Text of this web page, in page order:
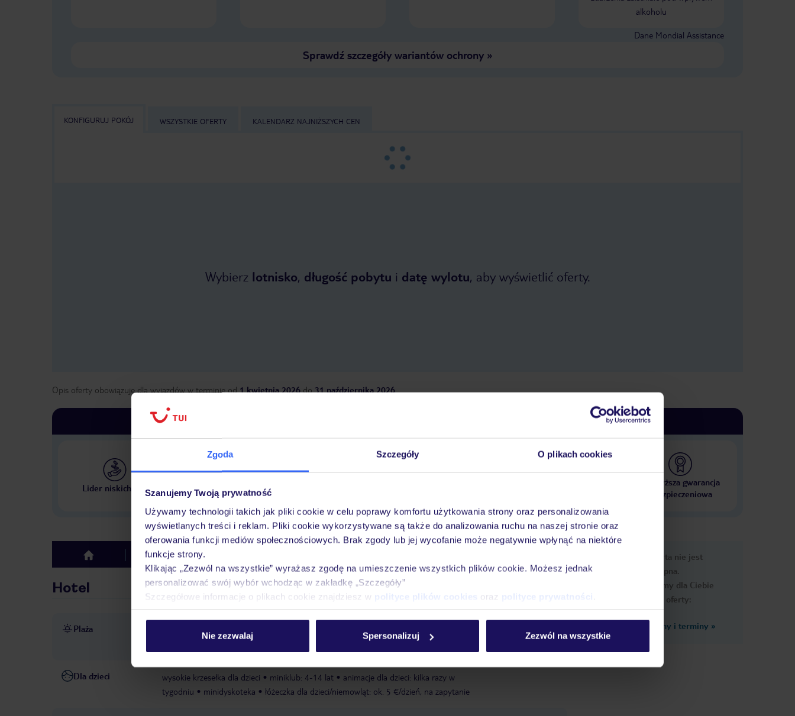
Zgoda Szczegóły O plikach cookies
Szanujemy Twoją prywatność
Używamy technologii takich jak pliki cookie w celu poprawy komfortu użytkowania strony oraz personalizowania
wyświetlanych treści i reklam. Pliki cookie wykorzystywane są także do analizowania ruchu na naszej stronie oraz
oferowania funkcji mediów społecznościowych. Brak zgody lub jej wycofanie może negatywnie wpłynąć na niektóre
funkcje strony.
Klikając „Zezwól na wszystkie” wyrażasz zgodę na umieszczenie wszystkich plików cookie. Możesz jednak
personalizować swój wybór wchodząc w zakładkę „Szczegóły”
Szczegółowe informacje o plikach cookie znajdziesz w polityce plików cookies oraz polityce prywatności
Nie zezwalaj Spersonalizuj Zezwól na wszystkie
alkoholu
Dane Mondial Assistance
Sprawdź szczegóły wariantów ochrony»
KONFIGURUJ POKÓJ WSZYSTKIE OFERTY KALENDARZ NAJNIŻSZYCH CEN
Wybierz lotnisko, długość pobytu i datę wylotu, aby wyświetlić oferty.
Opis oferty obowiązuje dla wyjazdów w terminie od 1 kwietnia 2026do31 października 2026
Lider niskich cen
w Polsce
Najwyższa gwarancja
ubezpieczeniowa
top Hotel
Hotel
Plaża bezpośrednio przy plaży Ruskamen żwirowo-kamienista
leżaki za opłatą, dostępność nie jest
gwarantowana, zależna od decyzji hotelu lub dostawcy zewnętrznego
platforma kąpielowa
Dla dzieci wysokie krzesełka dla dzieci miniklub: 4-14 lat
animacje dla dzieci: kilka razy w
tygodniu
minidyskoteka łóżeczka dla dzieci/niemowląt: ok. 5 €/dzień, na zapytanie
Ups, ta oferta nie jest
dostępna.
Przygotowaliśmy dla Ciebie
podobne oferty:
Zobacz inne ceny i terminy »